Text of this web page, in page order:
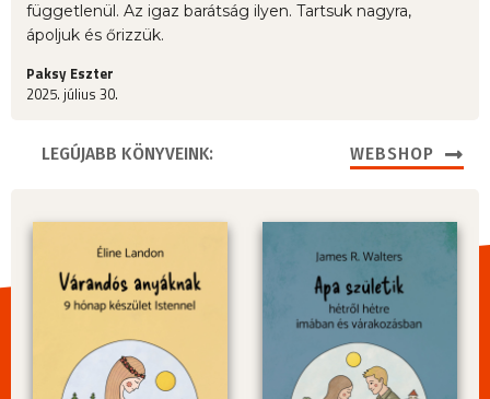
függetlenül. Az igaz barátság ilyen. Tartsuk nagyra,
ápoljuk és őrizzük.
Paksy Eszter
2025. július 30.
LEGÚJABB KÖNYVEINK: WEBSHOP